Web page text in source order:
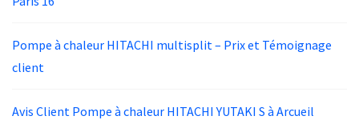
Pompe à chaleur HITACHI multisplit – Prix et Témoignage
client
Avis Client Pompe à chaleur HITACHI YUTAKI S à Arcueil